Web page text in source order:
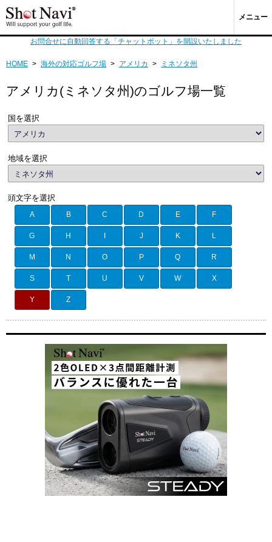
メニュー
お問合せに自動回答する「チャットボット」を開設いたしました
HOME > 海外の対応ゴルフ場 > アメリカ > ミネソタ州
アメリカ(ミネソタ州)のゴルフ場一覧
国を選択
地域を選択
頭文字を選択
A B C D E F
G H J K
M N O P Q R
S T U V W X
Y Z